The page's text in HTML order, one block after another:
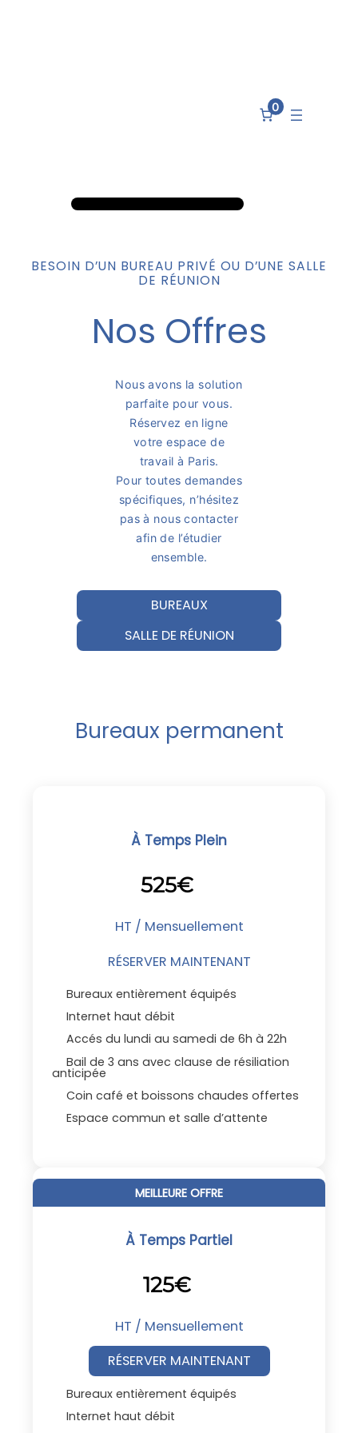
0
BESOIN D’UN BUREAU PRIVÉ OU D’UNE SALLE
DE RÉUNION
Nos Offres
Nous avons la solution
parfaite pour vous.
Réservez en ligne
votre espace de
travail à Paris.
Pour toutes demandes
spécifiques, n’hésitez
pas à nous contacter
afin de l’étudier
ensemble.
BUREAUX
SALLE DE RÉUNION
Bureaux permanent
À Temps Plein
525€
HT / Mensuellement
RÉSERVER MAINTENANT
Bureaux entièrement équipés
Internet haut débit
Accés du lundi au samedi de 6h à 22h
Bail de 3 ans avec clause de résiliation
anticipée
Coin café et boissons chaudes offertes
Espace commun et salle d’attente
MEILLEURE OFFRE
À Temps Partiel
125€
HT / Mensuellement
RÉSERVER MAINTENANT
Bureaux entièrement équipés
Internet haut débit